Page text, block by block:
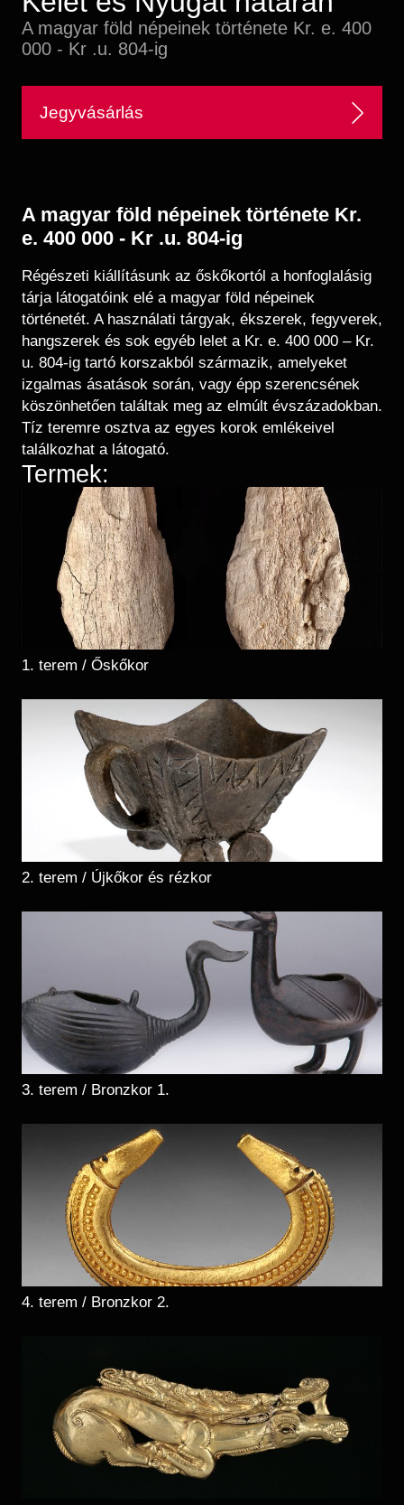
Régészet
Tagintézmények
Felnőttképzés
Közérdekű adatok
Képcsarnok
Történeti Fényképtár
Központi Könyvtár
A magyar föld népeinek története Kr. e. 400
000 - Kr .u. 804-ig
Jegyvásárlás
A magyar föld népeinek története Kr.
e. 400 000 - Kr .u. 804-ig
Régészeti kiállításunk az őskőkortól a honfoglalásig
tárja látogatóink elé a magyar föld népeinek
történetét. A használati tárgyak, ékszerek, fegyverek,
hangszerek és sok egyéb lelet a Kr. e. 400 000 – Kr.
u. 804-ig tartó korszakból származik, amelyeket
izgalmas ásatások során, vagy épp szerencsének
köszönhetően találtak meg az elmúlt évszázadokban.
Tíz teremre osztva az egyes korok emlékeivel
találkozhat a látogató.
Termek:
1. terem / Őskőkor
2. terem / Újkőkor és rézkor
3. terem / Bronzkor 1.
4. terem / Bronzkor 2.